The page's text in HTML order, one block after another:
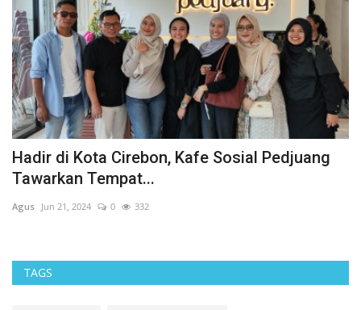
SAID IQBAL RESMI JADI PENASIHAT KHUSUS
PRESIDEN BIDANG...
Agus Jun 8, 2026 0 184
TAGS